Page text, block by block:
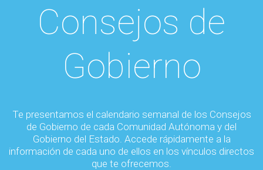
Consejos de
Gobierno
Te presentamos el calendario semanal de los Consejos
de Gobierno de cada Comunidad Autónoma y del
Gobierno del Estado. Accede rápidamente a la
información de cada uno de ellos en los vínculos directos
que te ofrecemos.